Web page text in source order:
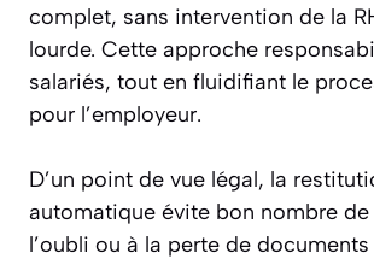
complet, sans intervention de la
lourde. Cette approche
salariés, tout en fluidifiant le
pour l’employeur.
D’un point de vue légal, la
automatique évite bon nombre
l’oubli ou à la perte de documents